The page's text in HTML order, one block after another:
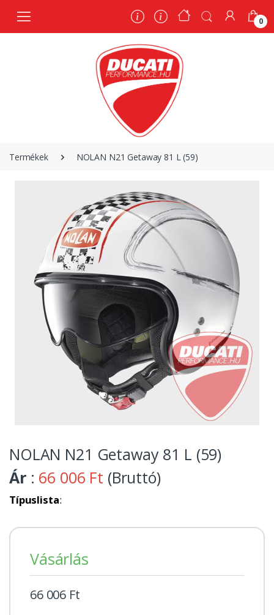
0
Termékek NOLAN N21 Getaway 81 L (59)
NOLAN N21 Getaway 81 L (59)
Ár : 66 006 Ft (Bruttó)
Típuslista:
Vásárlás
66 006 Ft
0